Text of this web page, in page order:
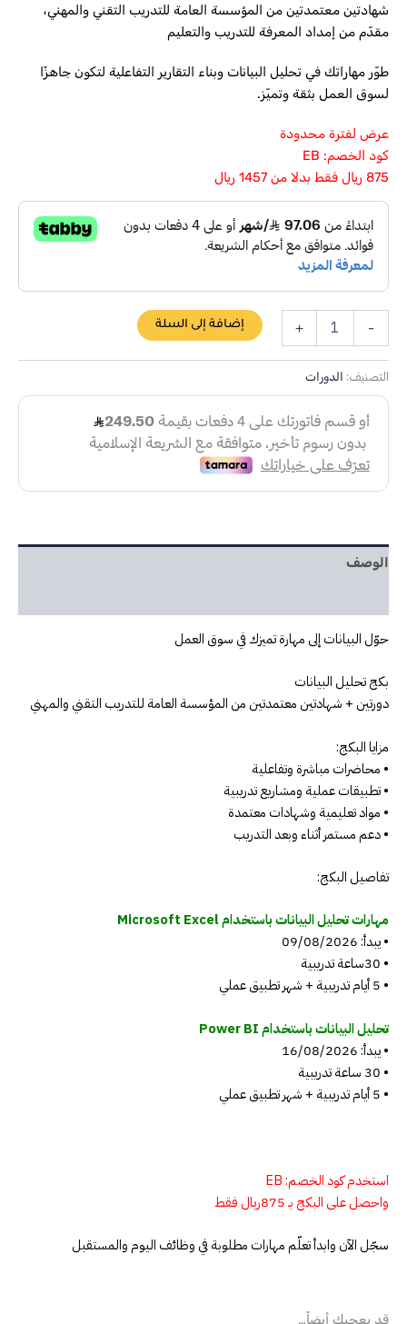
شهادتين معتمدتين من المؤسسة العامة للتدريب التقني والمهني،
مقدّم من إمداد المعرفة للتدريب والتعليم
طوّر مهاراتك في تحليل البيانات وبناء التقارير التفاعلية لتكون جاهزًا
لسوق العمل بثقة وتميّز.
عرض لفترة محدودة
كود الخصم: EB
875 ريال فقط بدلا من 1457 ريال
-
+ إضافة إلى السلة
التصنيف: الدورات
الوصف
حوّل البيانات إلى مهارة تميزك في سوق العمل
بكج تحليل البيانات
دورتين + شهادتين معتمدتين من المؤسسة العامة للتدريب التقني والمهني
مزايا البكج:
• محاضرات مباشرة وتفاعلية
• تطبيقات عملية ومشاريع تدريبية
• مواد تعليمية وشهادات معتمدة
• دعم مستمر أثناء وبعد التدريب
تفاصيل البكج:
مهارات تحليل البيانات باستخدام Microsoft Excel
• يبدأ: 09/08/2026
• 30ساعة تدريبية
• 5 أيام تدريبية + شهر تطبيق عملي
تحليل البيانات باستخدام Power BI
• يبدأ: 16/08/2026
• 30 ساعة تدريبية
• 5 أيام تدريبية + شهر تطبيق عملي
استخدم كود الخصم: EB
واحصل على البكج بـ 875ريال فقط
سجّل الآن وابدأ تعلّم مهارات مطلوبة في وظائف اليوم والمستقبل
قد يعجبك أيضاً…